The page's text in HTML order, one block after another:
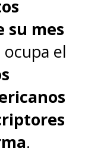
su mes
el
.